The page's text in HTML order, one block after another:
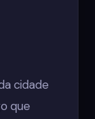
cidade
que